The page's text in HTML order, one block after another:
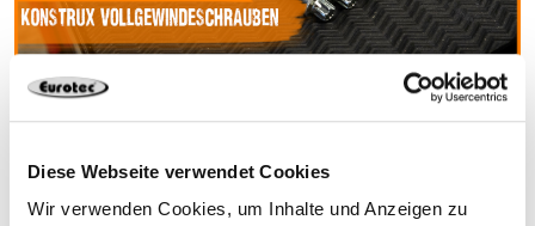
Diese Webseite verwendet Cookies
Wir verwenden Cookies, um Inhalte und Anzeigen zu
CLT Casa – KonstruX